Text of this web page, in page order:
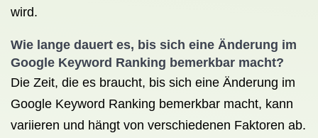
wird.
Wie lange dauert es, bis sich eine Änderung im
Google Keyword Ranking bemerkbar macht?
Die Zeit, die es braucht, bis sich eine Änderung im
Google Keyword Ranking bemerkbar macht, kann
variieren und hängt von verschiedenen Faktoren ab.